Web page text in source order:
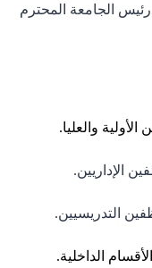
الجامعة المحترم